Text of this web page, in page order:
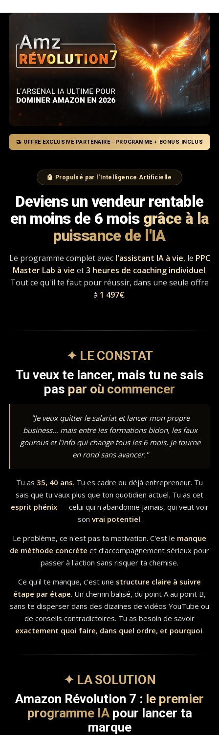
🤝 OFFRE EXCLUSIVE PARTENAIRE · PROGRAMME + BONUS INCLUS
🤖 Propulsé par l'Intelligence Artificielle
Deviens un vendeur rentable
en moins de 6 mois grâce à la
puissance de l'IA
Le programme complet avec l'assistant IA à vie, le PPC
Master Lab à vie et3 heures de coaching individuel.
Tout ce qu'il te faut pour réussir, dans une seule offre
à 1 497€.
✦ LE CONSTAT
Tu veux te lancer, mais tu ne sais
pas par où commencer
"Je veux quitter le salariat et lancer mon propre
business… mais entre les formations bidon, les faux
gourous et l'info qui change tous les 6 mois, je tourne
en rond sans avancer."
Tu as 35, 40 ans. Tu es cadre ou déjà entrepreneur. Tu
sais que tu vaux plus que ton quotidien actuel. Tu as cet
esprit phénix— celui qui n'abandonne jamais, qui veut voir
son vrai potentiel.
Le problème, ce n'est pas ta motivation. C'est le manque
de méthode concrète et d'accompagnement sérieux pour
passer à l'action sans risquer ta chemise.
Ce qu'il te manque, c'est une structure claire à suivre
étape par étape. Un chemin balisé, du point A au point B,
sans te disperser dans des dizaines de vidéos YouTube ou
de conseils contradictoires. Tu as besoin de savoir
exactement quoi faire, dans quel ordre, et pourquoi.
✦ LA SOLUTION
Amazon Révolution 7 : le premier
programme IApour lancer ta
marque